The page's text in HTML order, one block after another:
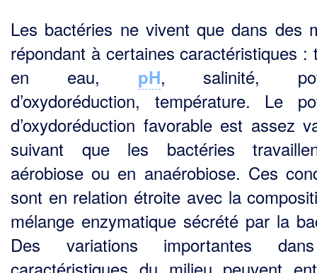
Les bactéries ne vivent que dans des
répondant à certaines caractéristiques :
en eau, pH, salinité,
d’oxydoréduction, température. Le
d’oxydoréduction favorable est assez
suivant que les bactéries
aérobiose ou en anaérobiose. Ces
sont en relation étroite avec la
mélange enzymatique sécrété par la
Des variations importantes